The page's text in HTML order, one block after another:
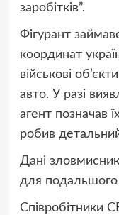
заробітків”.
Фігурант
координат
військові
авто. У разі
агент позначав
робив
Дані
для подальшого
Співробітники